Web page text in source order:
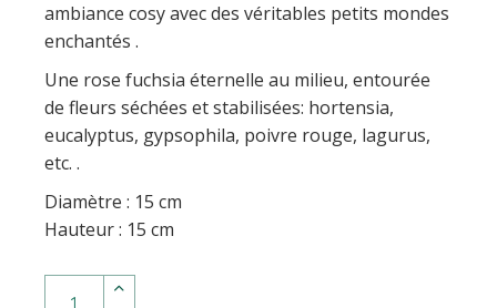
ambiance cosy avec des véritables petits mondes
enchantés .
Une rose fuchsia éternelle au milieu, entourée
de fleurs séchées et stabilisées: hortensia,
eucalyptus, gypsophila, poivre rouge, lagurus,
etc. .
Diamètre : 15 cm
Hauteur : 15 cm
Cloche "Red Naomi" quantity